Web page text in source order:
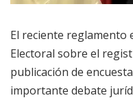
El reciente reglamento
Electoral sobre el
publicación de
importante debate